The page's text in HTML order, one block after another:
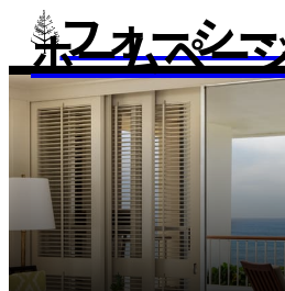
フォーシ
ホームペー